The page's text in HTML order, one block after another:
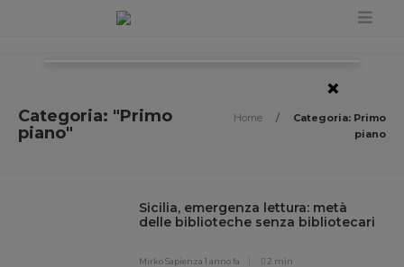
Categoria: "Primo
piano"
Home /
Categoria: Primo
piano
Sicilia, emergenza lettura: metà
delle biblioteche senza bibliotecari
Mirko Sapienza1 anno fa 2 min
×